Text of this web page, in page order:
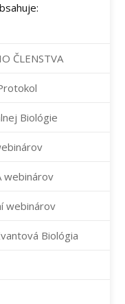
ČLENSTVA
Biológie
webinárov
webinárov
Biológia